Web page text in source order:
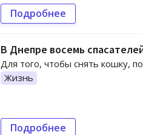
Подробнее
В Днепре восемь
Для того, чтобы снять кошку,
Жизнь
Подробнее